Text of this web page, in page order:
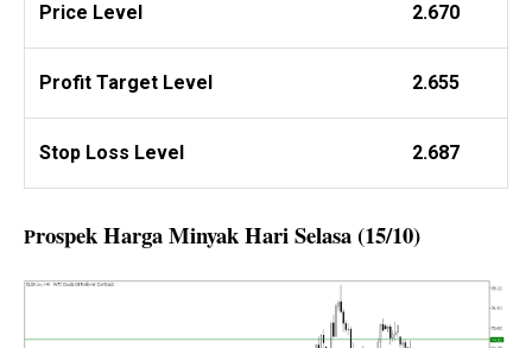
Price Level 2.670
Profit Target Level 2.655
Stop Loss Level 2.687
Prospek Harga Minyak Hari Selasa (15/10)